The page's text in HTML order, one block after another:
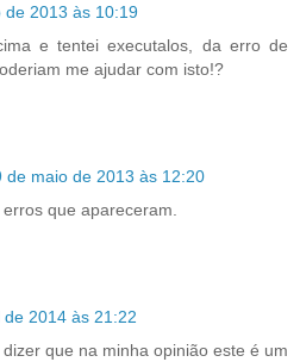
de 2013 às 10:19
e tentei executalos, da erro de
me ajudar com isto!?
de maio de 2013 às 12:20
que apareceram.
de 2014 às 21:22
que na minha opinião este é um